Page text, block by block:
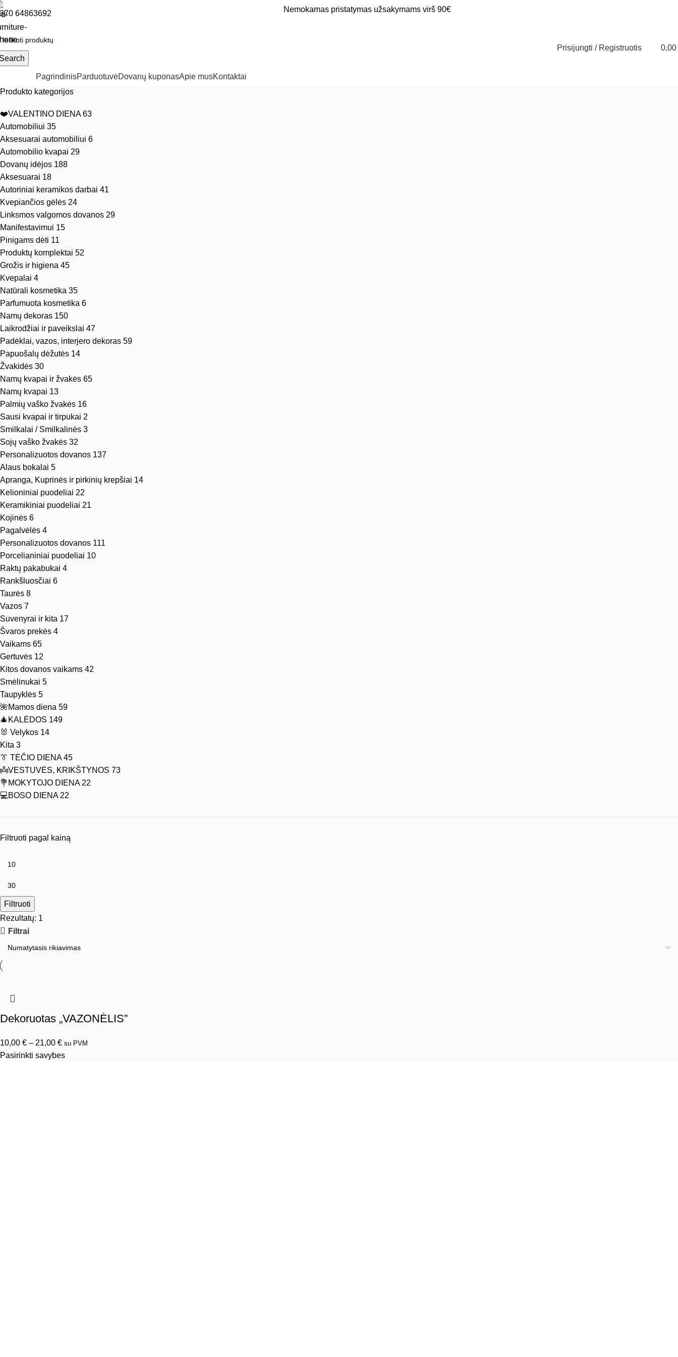
64863692 Nemokamas pristatymas užsakymams virš 90€
Prisijungti / Registruotis 0,00
PagrindinisParduotuvėDovanų kuponasApie musKontaktai
Produkto kategorijos
❤️VALENTINO DIENA 63
Automobiliui 35
Aksesuarai automobiliui 6
Automobilio kvapai 29
Dovanų idėjos 188
Aksesuarai 18
Autoriniai keramikos darbai 41
Kvepiančios gėlės 24
Linksmos valgomos dovanos 29
Manifestavimui 15
Pinigams dėti 11
Produktų komplektai 52
Grožis ir higiena 45
Kvepalai 4
Natūrali kosmetika 35
Parfumuota kosmetika 6
Namų dekoras 150
Laikrodžiai ir paveikslai 47
Padėklai, vazos, interjero dekoras 59
Papuošalų dėžutės 14
Žvakidės 30
Namų kvapai ir žvakės 65
Namų kvapai 13
Palmių vaško žvakės 16
Sausi kvapai ir tirpukai 2
Smilkalai / Smilkalinės 3
Sojų vaško žvakės 32
Personalizuotos dovanos 137
Alaus bokalai 5
Apranga, Kuprinės ir pirkinių krepšiai 14
Kelioniniai puodeliai 22
Keramikiniai puodeliai 21
Kojinės 6
Pagalvėlės 4
Personalizuotos dovanos 111
Porcelianiniai puodeliai 10
Raktų pakabukai 4
Rankšluosčiai 6
Taurės 8
Vazos 7
Suvenyrai ir kita 17
Švaros prekės 4
Vaikams 65
Gertuvės 12
Kitos dovanos vaikams 42
Smėlinukai 5
Taupyklės 5
🌺Mamos diena 59
🎄KALĖDOS 149
🐰 Velykos 14
Kita 3
👔 TĖČIO DIENA 45
👼VESTUVĖS, KRIKŠTYNOS 73
💐MOKYTOJO DIENA 22
💻BOSO DIENA 22
Filtruoti pagal kainą
Filtruoti
Rezultatų: 1
Filtrai
Dekoruotas „VAZONĖLIS”
10,00 € – 21,00 € su PVM
Pasirinkti savybes